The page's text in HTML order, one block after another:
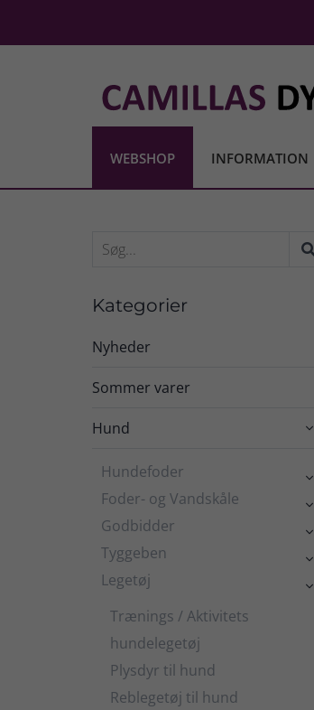
WEBSHOP INFORMATION
Kategorier
Nyheder
Sommer varer
Hund 
Hundefoder 
Foder- og Vandskåle 
Godbidder 
Tyggeben 
Legetøj 
Trænings / Aktivitets
hundelegetøj
Plysdyr til hund
Reblegetøj til hund